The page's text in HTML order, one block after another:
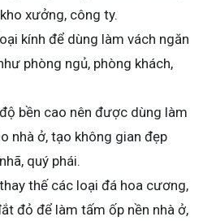
xưởng, công ty.
kính để dùng làm vách ngăn
phòng ngủ, phòng khách,
bền cao nên được dùng làm
nhà ở, tạo không gian đẹp
quý phái.
thế các loại đá hoa cương,
đỏ để làm tấm ốp nền nhà ở,